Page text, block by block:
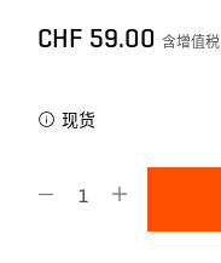
CHF 59.00 含增值税
现货